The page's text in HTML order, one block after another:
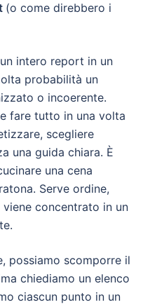
(o come direbbero i
intero report in un
probabilità un
o incoerente.
fare tutto in una volta
scegliere
una guida chiara. È
una cena
Serve ordine,
concentrato in un
possiamo scomporre il
chiediamo un elenco
ciascun punto in un